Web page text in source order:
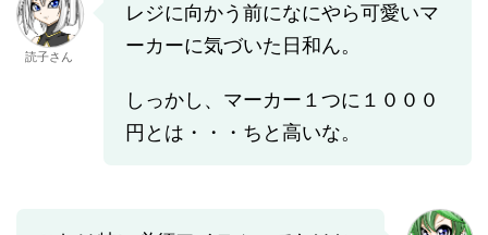
読子さん
レジに向かう前になにやら可愛いマ
ーカーに気づいた日和ん。
しっかし、マーカー１つに１０００
円とは・・・ちと高いな。